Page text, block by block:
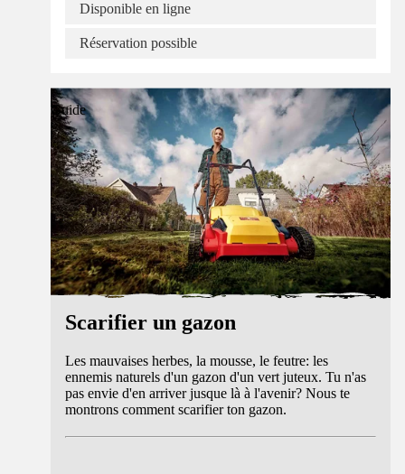
Disponible en ligne
Réservation possible
Guide
Scarifier un gazon
Les mauvaises herbes, la mousse, le feutre: les
ennemis naturels d'un gazon d'un vert juteux. Tu n'as
pas envie d'en arriver jusque là à l'avenir? Nous te
montrons comment scarifier ton gazon.